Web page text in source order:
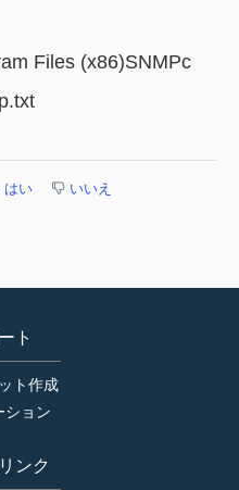
Files (x86)SNMPc
はい いいえ
ト
ト作成
ション
ンク